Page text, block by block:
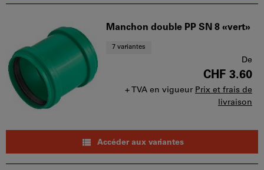
Manchon double PP SN 8 «vert»
7 variantes
De
CHF 3.60
+ TVA en vigueur Prix et frais de
livraison
Accéder aux variantes